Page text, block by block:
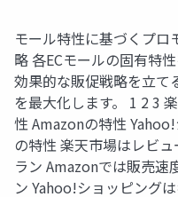
モール特性に基づくプロ
略 各ECモールの固有特性
効果的な販促戦略を立て
を最大化します。 1 2 3
性 Amazonの特性
の特性 楽天市場はレビ
ラン Amazonでは販売速
ン Yahoo!ショッピング